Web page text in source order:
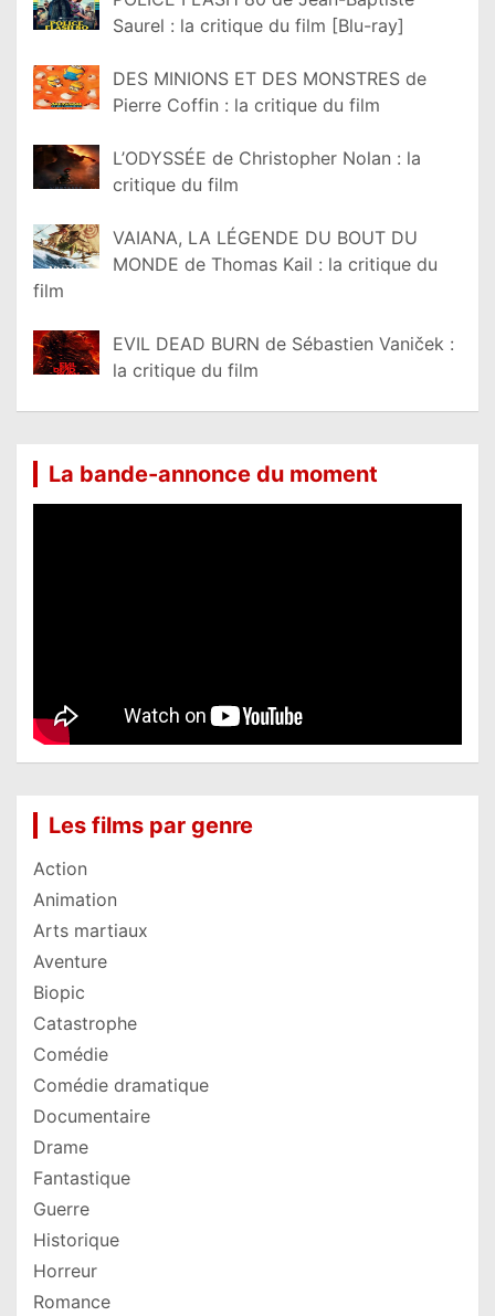
Saurel : la critique du film [Blu-ray]
DES MINIONS ET DES MONSTRES de
Pierre Coffin : la critique du film
L’ODYSSÉE de Christopher Nolan : la
critique du film
VAIANA, LA LÉGENDE DU BOUT DU
MONDE de Thomas Kail : la critique du
film
EVIL DEAD BURN de Sébastien Vaniček :
la critique du film
La bande-annonce du moment
Les films par genre
Action
Animation
Arts martiaux
Aventure
Biopic
Catastrophe
Comédie
Comédie dramatique
Documentaire
Drame
Fantastique
Guerre
Historique
Horreur
Romance